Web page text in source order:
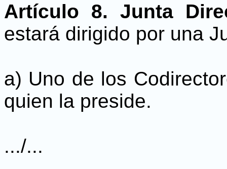
Artículo 8. Junta
estará dirigido por una
a) Uno de los
quien la preside.
.../...